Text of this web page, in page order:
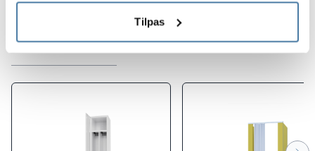
Tilpas
Produkter brugt i projektet